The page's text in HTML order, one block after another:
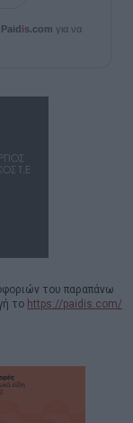
Paid is.com για να
του παραπάνω
το https://paidis.com/